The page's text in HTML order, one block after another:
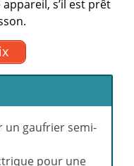
s’il est prêt
un gaufrier semi-
pour une